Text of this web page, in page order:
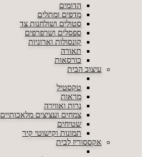
הדומים
מדפים ומתלים
סטולים ושולחנות צד
ספסלים ושרפרפים
קונסולות וארוניות
תאורה
כורסאות
עיצוב הבית
טקסטיל
מראות
נרות ואווירה
צמחים ועציצים מלאכותיים
שטיחים
תמונות וקישוטי קיר
אקססוריז לבית